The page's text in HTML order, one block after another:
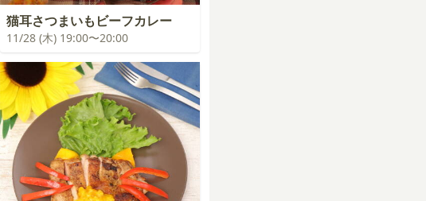
猫耳さつまいもビーフカレー
11/28 (木) 19:00〜20:00